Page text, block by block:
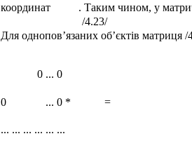
координат
. Таким чином, у
/4.23/
Для однопов’язаних об’єктів матриця
0 ... 0
0 ... 0 * =
... ... ... ... ... ...